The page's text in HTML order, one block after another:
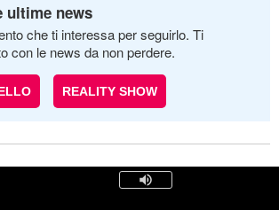
ultime news
che ti interessa per seguirlo. Ti
con le news da non perdere.
REALITY SHOW